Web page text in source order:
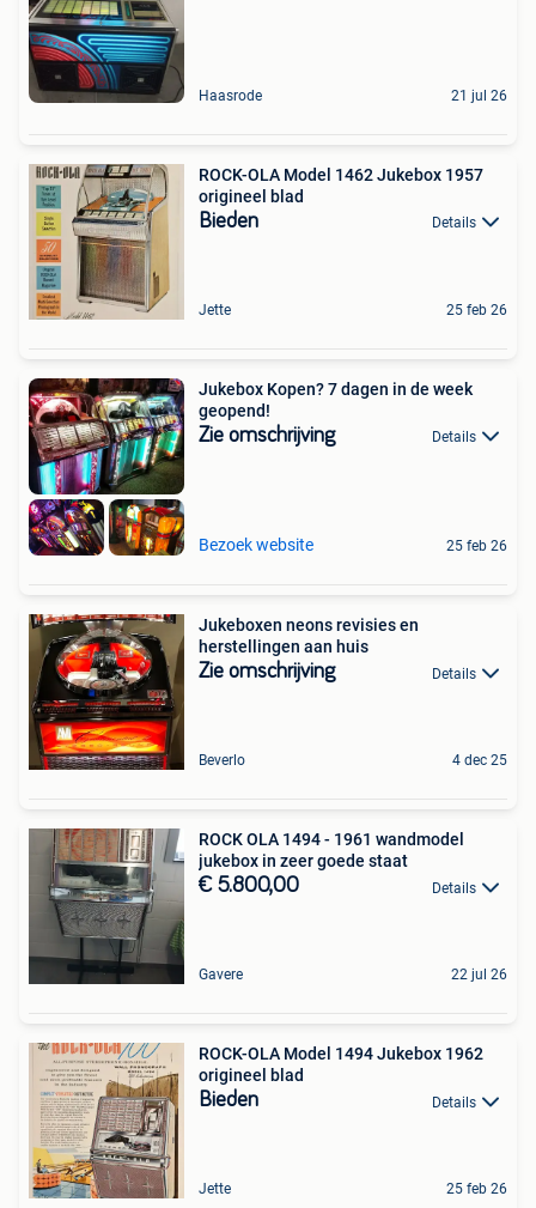
Haasrode 21 jul 26
ROCK-OLA Model 1462 Jukebox 1957
origineel blad
Bieden Details
Jette 25 feb 26
Jukebox Kopen? 7 dagen in de week
geopend!
Zie omschrijving Details
Bezoek website 25 feb 26
Jukeboxen neons revisies en
herstellingen aan huis
Zie omschrijving Details
Beverlo 4 dec 25
ROCK OLA 1494 - 1961 wandmodel
jukebox in zeer goede staat
€ 5.800,00 Details
Gavere 22 jul 26
ROCK-OLA Model 1494 Jukebox 1962
origineel blad
Bieden Details
Jette 25 feb 26